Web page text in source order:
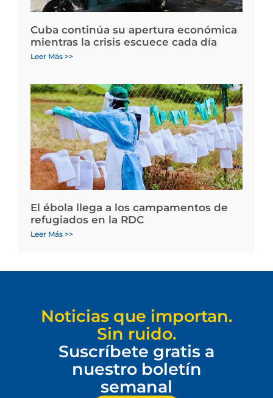
Cuba continúa su apertura económica
mientras la crisis escuece cada día
Leer Más >>
El ébola llega a los campamentos de
refugiados en la RDC
Leer Más >>
Noticias que importan.
Sin ruido.
Suscríbete gratis a
nuestro boletín
semanal